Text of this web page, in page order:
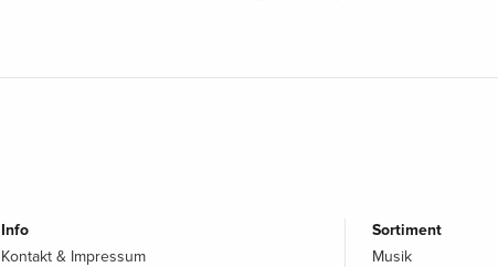
Info
Kontakt & Impressum
Sortiment
Musik